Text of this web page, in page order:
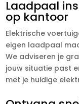
Laadpaal
op kantoor
Elektrische
eigen laadpaal
We adviseren je
jouw situatie past
met je huidige